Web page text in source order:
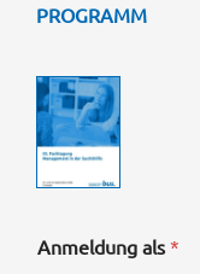
PROGRAMM
Anmeldung als *